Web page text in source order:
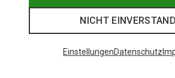
NICHT
EinstellungenDatenschutz